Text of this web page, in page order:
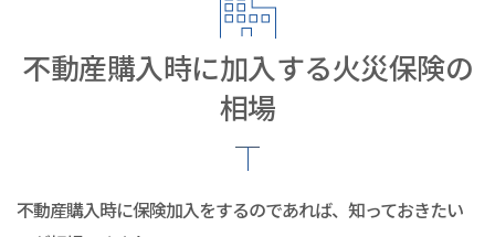
不動産購入時に加入する火災保険の
相場
不動産購入時に保険加入をするのであれば、知っておきたい